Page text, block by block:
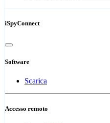
iSpyConnect
Software
Scarica
Accesso remoto